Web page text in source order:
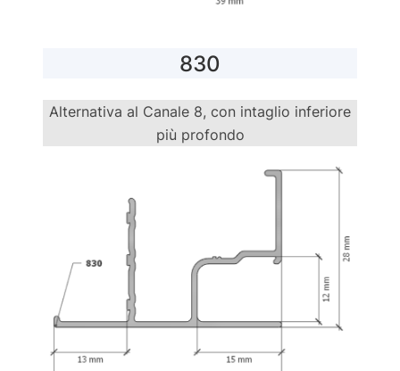
830
Alternativa al Canale 8, con intaglio inferiore
più profondo